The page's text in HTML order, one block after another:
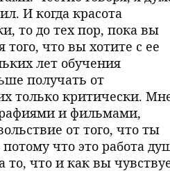
И когда красота
то до тех пор, пока вы
что вы хотите с ее
лет обучения
получать от
только критически.
и фильмами,
от того, что ты
что это работа
что и как вы